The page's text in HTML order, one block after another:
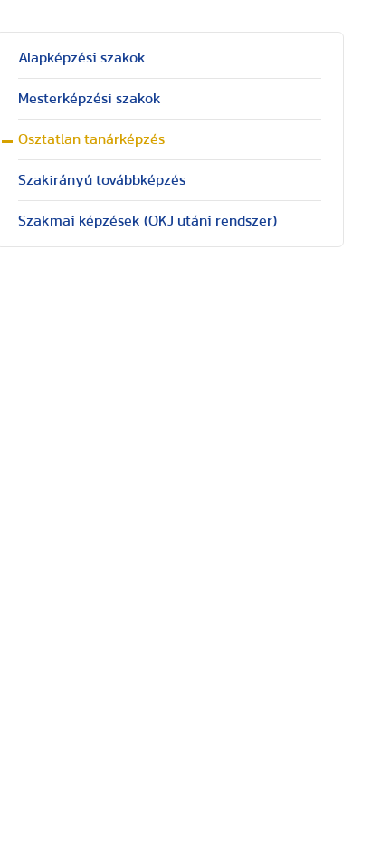
Alapképzési szakok
Mesterképzési szakok
Osztatlan tanárképzés
Szakirányú továbbképzés
Szakmai képzések (OKJ utáni rendszer)